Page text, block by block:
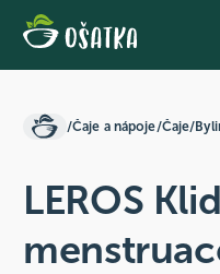
/Čaje a nápoje/Čaje/
LEROS